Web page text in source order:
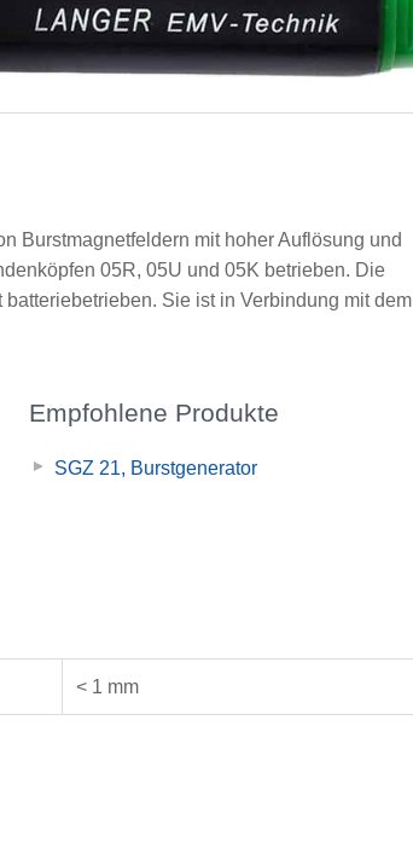
Burstmagnetfeldern mit hoher Auflösung und
05R, 05U und 05K betrieben. Die
Sie ist in Verbindung mit dem
Empfohlene Produkte
SGZ 21, Burstgenerator
< 1 mm